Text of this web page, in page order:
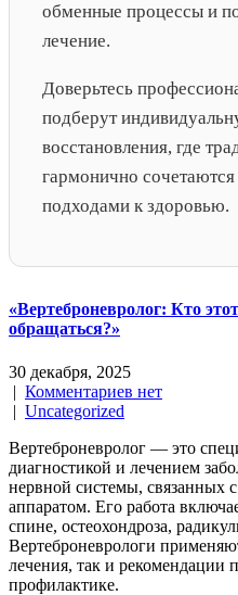
обменные процессы и
лечение.
Доверьтесь
подберут
восстановления, где
гармонично
подходами к здоровью.
«Вертеброневролог: Кто
обращаться?»
30 декабря, 2025
| Комментариев нет
| Uncategorized
Вертеброневролог — это
диагностикой и лечением
нервной системы, связанных
аппаратом. Его работа
спине, остеохондроза,
Вертеброневрологи
лечения, так и рекомендации
профилактике.